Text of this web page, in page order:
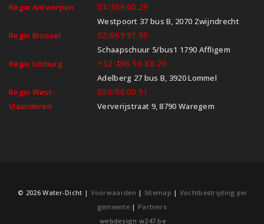
Regio Antwerpen
03/369.60.29
Westpoort 37 bus B, 2070 Zwijndrecht
Regio Brussel
02/669.91.90
Schaapschuur 5/bus1 1790 Affligem
Regio Limburg
+32 496 50 88 20
Adelberg 27 bus B, 3920 Lommel
Regio West-
Vlaanderen
050/96.00.91
Ververijstraat 9, 8790 Waregem
© 2026 Water-Dicht | Voorwaarden | Sitemap | Vochtbestrijding per
gemeente | Partners
webdesign w247.be